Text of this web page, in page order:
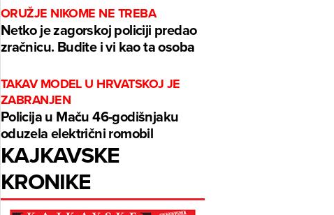
ORUŽJE NIKOME NE TREBA
Netko je zagorskoj policiji predao
zračnicu. Budite i vi kao ta osoba
TAKAV MODEL U HRVATSKOJ JE
ZABRANJEN
Policija u Maču 46-godišnjaku
oduzela električni romobil
KAJKAVSKE
KRONIKE